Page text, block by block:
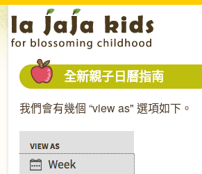
全新親子日曆指南
我們會有幾個 “view as" 選項如下。